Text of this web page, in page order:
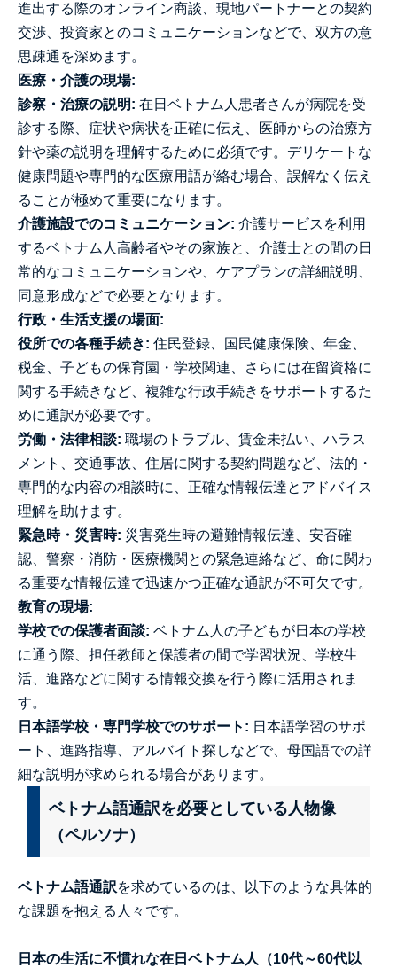
進出する際のオンライン商談、現地パートナーとの契約
交渉、投資家とのコミュニケーションなどで、双方の意
思疎通を深めます。
医療・介護の現場:
診察・治療の説明: 在日ベトナム人患者さんが病院を受
診する際、症状や病状を正確に伝え、医師からの治療方
針や薬の説明を理解するために必須です。デリケートな
健康問題や専門的な医療用語が絡む場合、誤解なく伝え
ることが極めて重要になります。
介護施設でのコミュニケーション: 介護サービスを利用
するベトナム人高齢者やその家族と、介護士との間の日
常的なコミュニケーションや、ケアプランの詳細説明、
同意形成などで必要となります。
行政・生活支援の場面:
役所での各種手続き: 住民登録、国民健康保険、年金、
税金、子どもの保育園・学校関連、さらには在留資格に
関する手続きなど、複雑な行政手続きをサポートするた
めに通訳が必要です。
労働・法律相談: 職場のトラブル、賃金未払い、ハラス
メント、交通事故、住居に関する契約問題など、法的・
専門的な内容の相談時に、正確な情報伝達とアドバイス
理解を助けます。
緊急時・災害時: 災害発生時の避難情報伝達、安否確
認、警察・消防・医療機関との緊急連絡など、命に関わ
る重要な情報伝達で迅速かつ正確な通訳が不可欠です。
教育の現場:
学校での保護者面談: ベトナム人の子どもが日本の学校
に通う際、担任教師と保護者の間で学習状況、学校生
活、進路などに関する情報交換を行う際に活用されま
す。
日本語学校・専門学校でのサポート: 日本語学習のサポ
ート、進路指導、アルバイト探しなどで、母国語での詳
細な説明が求められる場合があります。
ベトナム語通訳を必要としている人物像
（ペルソナ）
ベトナム語通訳を求めているのは、以下のような具体的
な課題を抱える人々です。
日本の生活に不慣れな在日ベトナム人（10代～60代以